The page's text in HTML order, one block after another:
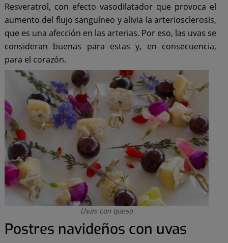
Resveratrol, con efecto vasodilatador que provoca el
aumento del flujo sanguíneo y alivia la arteriosclerosis,
que es una afección en las arterias. Por eso, las uvas se
consideran buenas para estas y, en consecuencia,
para el corazón.
Uvas con queso
Postres navideños con uvas